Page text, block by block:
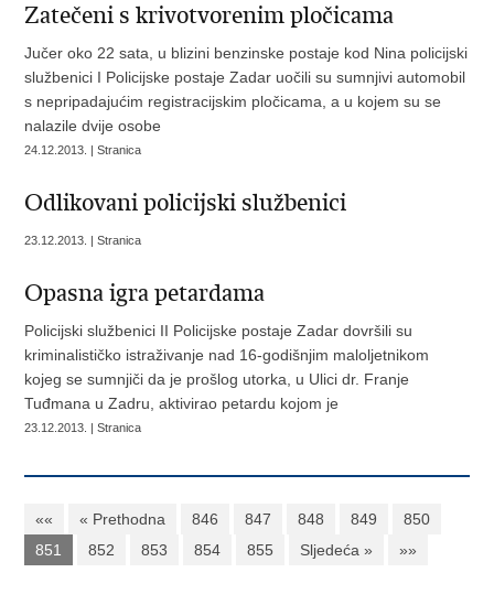
Zatečeni s krivotvorenim pločicama
Jučer oko 22 sata, u blizini benzinske postaje kod Nina policijski
službenici I Policijske postaje Zadar uočili su sumnjivi automobil
s nepripadajućim registracijskim pločicama, a u kojem su se
nalazile dvije osobe
24.12.2013. | Stranica
Odlikovani policijski službenici
23.12.2013. | Stranica
Opasna igra petardama
Policijski službenici II Policijske postaje Zadar dovršili su
kriminalističko istraživanje nad 16-godišnjim maloljetnikom
kojeg se sumnjiči da je prošlog utorka, u Ulici dr. Franje
Tuđmana u Zadru, aktivirao petardu kojom je
23.12.2013. | Stranica
«« « Prethodna 846 847 848 849
850
851
852 853 854 855 Sljedeća » »»